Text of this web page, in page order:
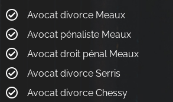
Avocat divorce Meaux
Avocat pénaliste Meaux
Avocat droit pénal Meaux
Avocat divorce Serris
Avocat divorce Chessy